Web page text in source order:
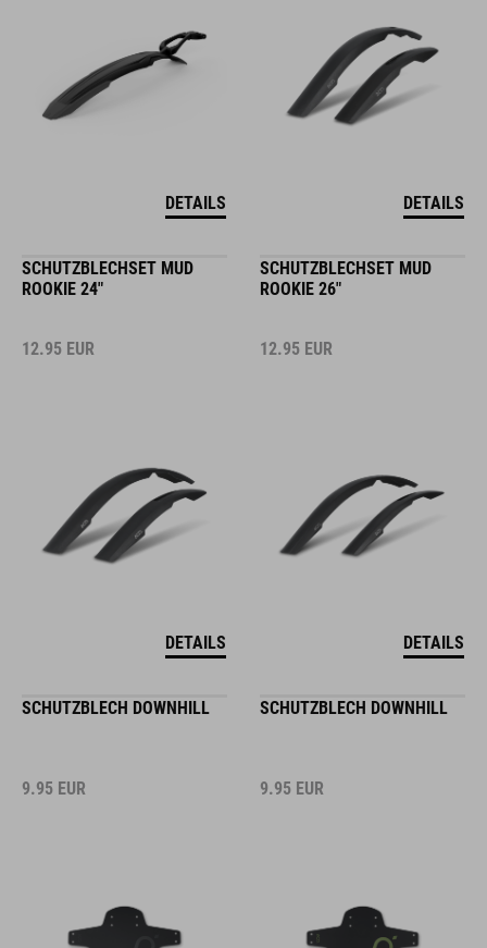
DETAILS DETAILS
SCHUTZBLECHSET MUD
ROOKIE 24"
12.95 EUR
DETAILS
SCHUTZBLECHSET MUD
ROOKIE 26"
12.95 EUR
DETAILS
SCHUTZBLECH DOWNHILL
9.95 EUR
SCHUTZBLECH DOWNHILL
9.95 EUR